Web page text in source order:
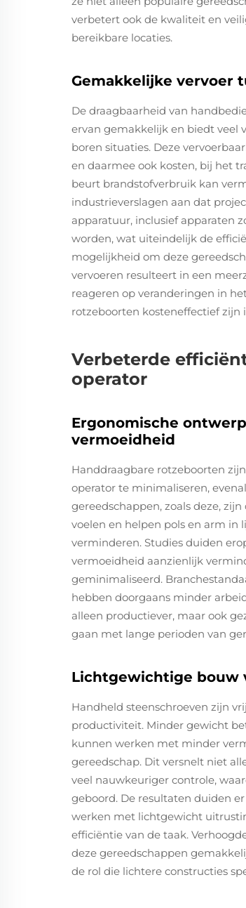
verbetert ook de kwaliteit en
bereikbare locaties.
Gemakkelijke vervoer
De draagbaarheid van
ervan gemakkelijk en biedt veel
boren situaties. Deze
en daarmee ook kosten, bij het
beurt brandstofverbruik kan
industrieverslagen aan dat
apparatuur, inclusief apparaten
worden, wat uiteindelijk de
mogelijkheid om deze
vervoeren resulteert in een
reageren op veranderingen in
rotzeboorten kosteneffectief zijn
Verbeterde
operator
Ergonomische
vermoeidheid
Handdraagbare rotzeboorten
operator te minimaliseren,
gereedschappen, zoals deze,
voelen en helpen pols en arm
verminderen. Studies duiden
vermoeidheid aanzienlijk
geminimaliseerd.
hebben doorgaans minder
alleen productiever, maar ook
gaan met lange perioden van
Lichtgewichtige
Handheld steenschroeven zijn
productiviteit. Minder gewicht
kunnen werken met minder
gereedschap. Dit versnelt niet
veel nauwkeuriger controle,
geboord. De resultaten duiden
werken met lichtgewicht
efficiëntie van de taak.
deze gereedschappen
de rol die lichtere constructies